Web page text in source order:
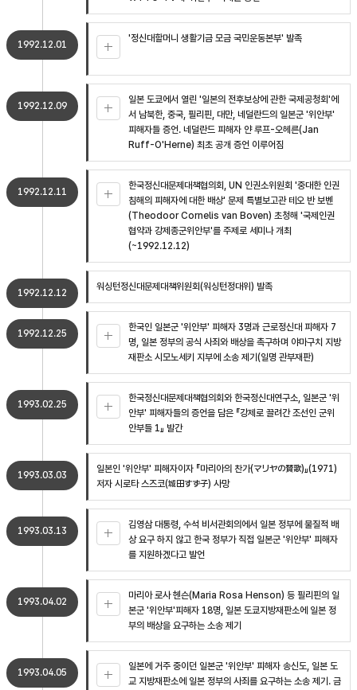
1992.12.01
'정신대할머니 생활기금 모금 국민운동본부' 발족
1992.12.09
일본 도쿄에서 열린 '일본의 전후보상에 관한 국제공청회'에
서 남북한, 중국, 필리핀, 대만, 네덜란드의 일본군 '위안부'
피해자들 증언. 네덜란드 피해자 얀 루프-오헤른(Jan
Ruff-O'Herne) 최초 공개 증언 이루어짐
1992.12.11
한국정신대문제대책협의회, UN 인권소위원회 '중대한 인권
침해의 피해자에 대한 배상' 문제 특별보고관 테오 반 보벤
(Theodoor Cornelis van Boven) 초청해 '국제인권
협약과 강제종군위안부'를 주제로 세미나 개최
(~1992.12.12)
1992.12.12
워싱턴정신대문제대책위원회(워싱턴정대위) 발족
1992.12.25
한국인 일본군 '위안부' 피해자 3명과 근로정신대 피해자 7
명, 일본 정부의 공식 사죄와 배상을 촉구하며 야마구치 지방
재판소 시모노세키 지부에 소송 제기(일명 관부재판)
1993.02.25
한국정신대문제대책협의회와 한국정신대연구소, 일본군 '위
안부' 피해자들의 증언을 담은 『강제로 끌려간 조선인 군위
안부들 1』 발간
1993.03.03
일본인 '위안부' 피해자이자 『마리아의 찬가(マリヤの賛歌)』(1971)
저자 시로타 스즈코(城田すず子) 사망
1993.03.13
김영삼 대통령, 수석 비서관회의에서 일본 정부에 물질적 배
상 요구 하지 않고 한국 정부가 직접 일본군 '위안부' 피해자
를 지원하겠다고 발언
1993.04.02
마리아 로사 헨슨(Maria Rosa Henson) 등 필리핀의 일
본군 '위안부'피해자 18명, 일본 도쿄지방재판소에 일본 정
부의 배상을 요구하는 소송 제기
1993.04.05
일본에 거주 중이던 일본군 '위안부' 피해자 송신도, 일본 도
교 지방재판소에 일본 정부의 사죄를 요구하는 소송 제기. 금